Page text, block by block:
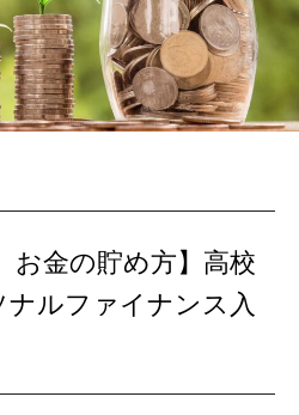
金の貯め方】 高校
ルファイナンス入